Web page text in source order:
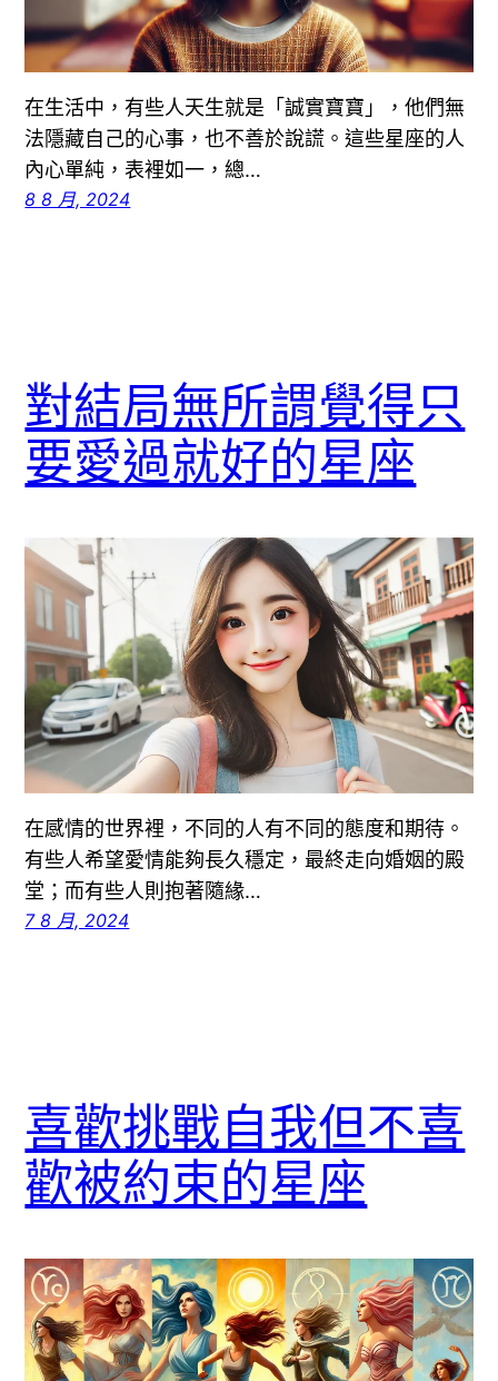
在生活中，有些人天生就是「誠實寶寶」，他們無
法隱藏自己的心事，也不善於說謊。這些星座的人
內心單純，表裡如一，總…
8 8 月, 2024
對結局無所謂覺得只
要愛過就好的星座
在感情的世界裡，不同的人有不同的態度和期待。
有些人希望愛情能夠長久穩定，最終走向婚姻的殿
堂；而有些人則抱著隨緣…
7 8 月, 2024
喜歡挑戰自我但不喜
歡被約束的星座